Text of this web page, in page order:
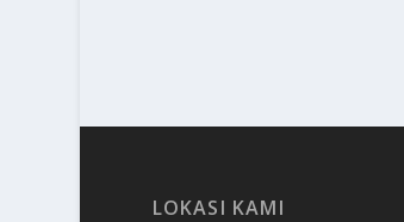
LOKASI KAMI